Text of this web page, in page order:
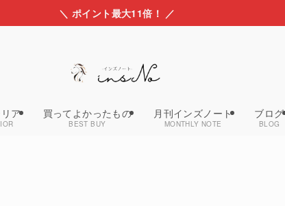
＼ ポイント最大11倍！ ／
ア 買ってよかったもの
BEST BUY
月刊インズノート
MONTHLY NOTE
ブログ
BLOG